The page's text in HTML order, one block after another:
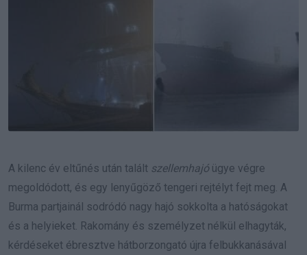
A kilenc év eltűnés után talált szellemhajóügye végre
megoldódott, és egy lenyűgöző tengeri rejtélyt fejt meg. A
Burma partjainál sodródó nagy hajó sokkolta a hatóságokat
és a helyieket. Rakomány és személyzet nélkül elhagyták,
kérdéseket ébresztve hátborzongató újra felbukkanásával